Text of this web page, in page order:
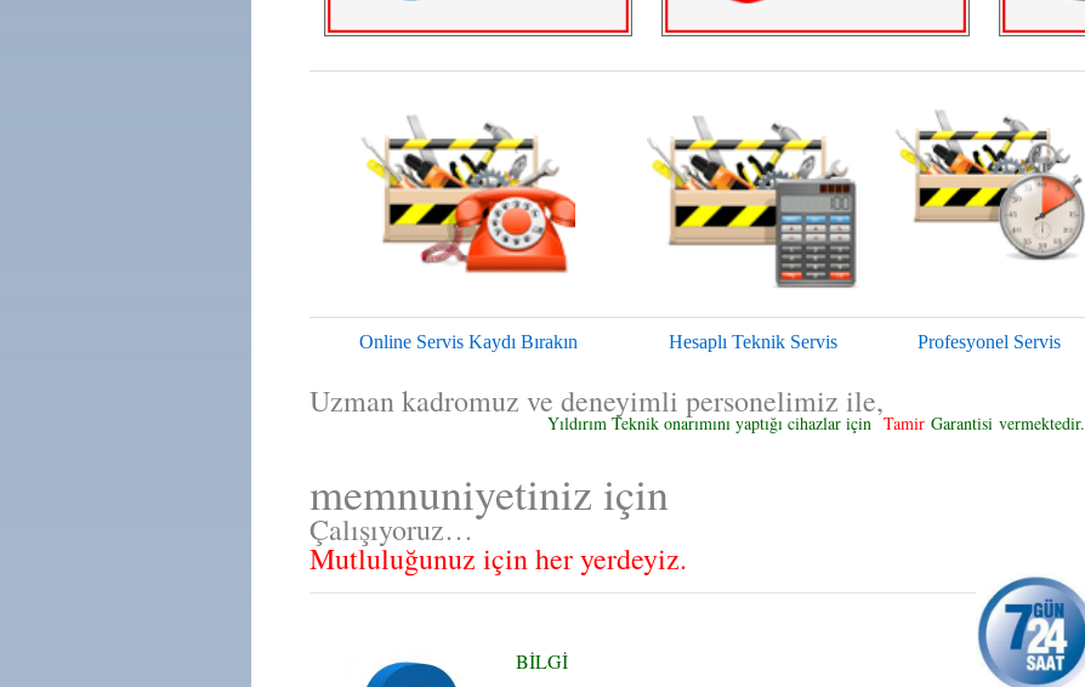
Online Servis Kaydı Bırakın Hesaplı Teknik Servis Profesyonel Servis
Uzman kadromuz ve deneyimli personelimiz ile,
Yıldırım Teknik onarımını yaptığı cihazlar için Tamir Garantisivermektedir.
memnuniyetiniz için
Çalışıyoruz…
Mutluluğunuz için her yerdeyiz.
BİLGİ